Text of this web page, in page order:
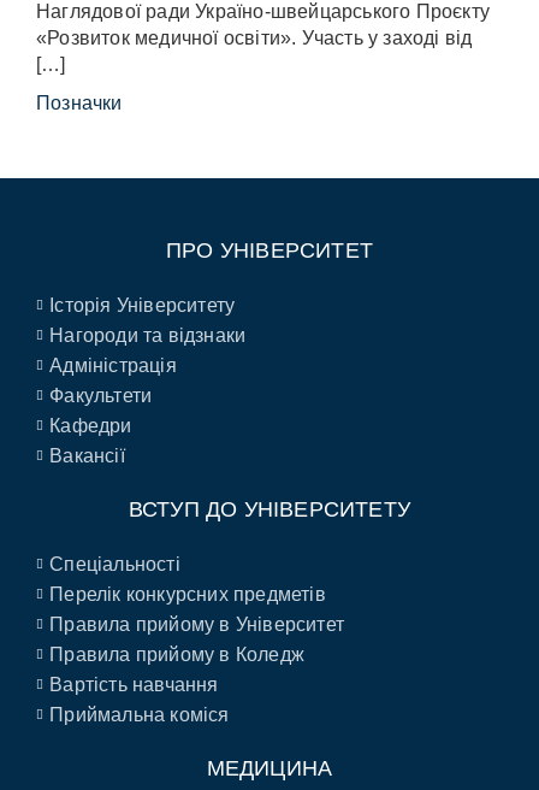
Наглядової ради Україно-швейцарського Проєкту
«Розвиток медичної освіти». Участь у заході від
[…]
Позначки
ПРО УНІВЕРСИТЕТ
Історія Університету
Нагороди та відзнаки
Адміністрація
Факультети
Кафедри
Вакансії
ВСТУП ДО УНІВЕРСИТЕТУ
Спеціальності
Перелік конкурсних предметів
Правила прийому в Університет
Правила прийому в Коледж
Вартість навчання
Приймальна коміся
МЕДИЦИНА